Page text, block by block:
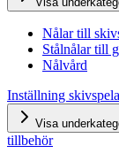
Nålar till
Stålnålar till
Nålvård
Inställning
Visa
tillbehör